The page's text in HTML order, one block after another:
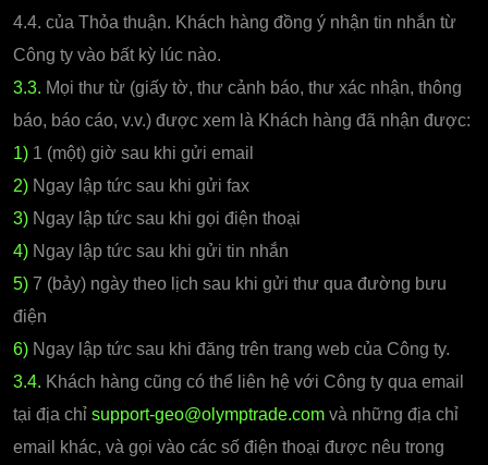
4.4. của Thỏa thuận. Khách hàng đồng ý nhận tin nhắn từ
Công ty vào bất kỳ lúc nào.
3.3. Mọi thư từ (giấy tờ, thư cảnh báo, thư xác nhận, thông
báo, báo cáo, v.v.) được xem là Khách hàng đã nhận được:
1) 1 (một) giờ sau khi gửi email
2) Ngay lập tức sau khi gửi fax
3) Ngay lập tức sau khi gọi điện thoại
4) Ngay lập tức sau khi gửi tin nhắn
5) 7 (bảy) ngày theo lịch sau khi gửi thư qua đường bưu
điện
6) Ngay lập tức sau khi đăng trên trang web của Công ty.
3.4. Khách hàng cũng có thể liên hệ với Công ty qua email
tại địa chỉ support-geo@olymptrade.com và những địa chỉ
email khác, và gọi vào các số điện thoại được nêu trong